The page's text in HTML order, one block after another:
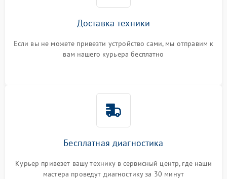
Доставка техники
Если вы не можете привезти устройство сами, мы отправим к
вам нашего курьера бесплатно
Бесплатная диагностика
Курьер привезет вашу технику в сервисный центр, где наши
мастера проведут диагностику за 30 минут